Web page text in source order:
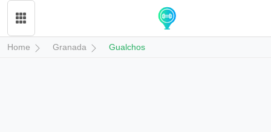
Home Granada Gualchos